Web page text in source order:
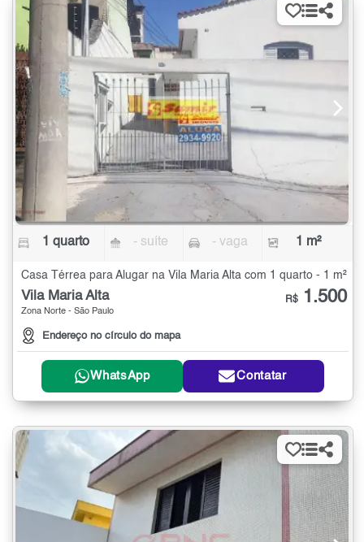
1 quarto - suíte - vaga 1 m²
Casa Térrea para Alugar na Vila Maria Alta com 1 quarto - 1 m²
Vila Maria Alta
Zona Norte - São Paulo
Endereço no círculo do mapa
R$ 1.500
WhatsApp Contatar